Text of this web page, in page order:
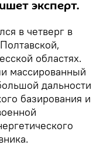
эксперт.
в четверг в
областях.
массированный
дальности
базирования и